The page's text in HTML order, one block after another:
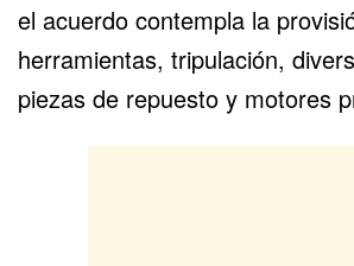
el acuerdo contempla la
herramientas, tripulación,
piezas de repuesto y motores